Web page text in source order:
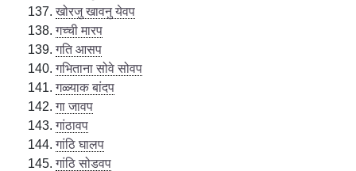
खोरजु खावनु येवप
गच्ची मारप
गति आसप
गभिताना सोवे सोवप
गळ्याक बांदप
गा जावप
गांठावप
गांठि घालप
गांठि सोडवप